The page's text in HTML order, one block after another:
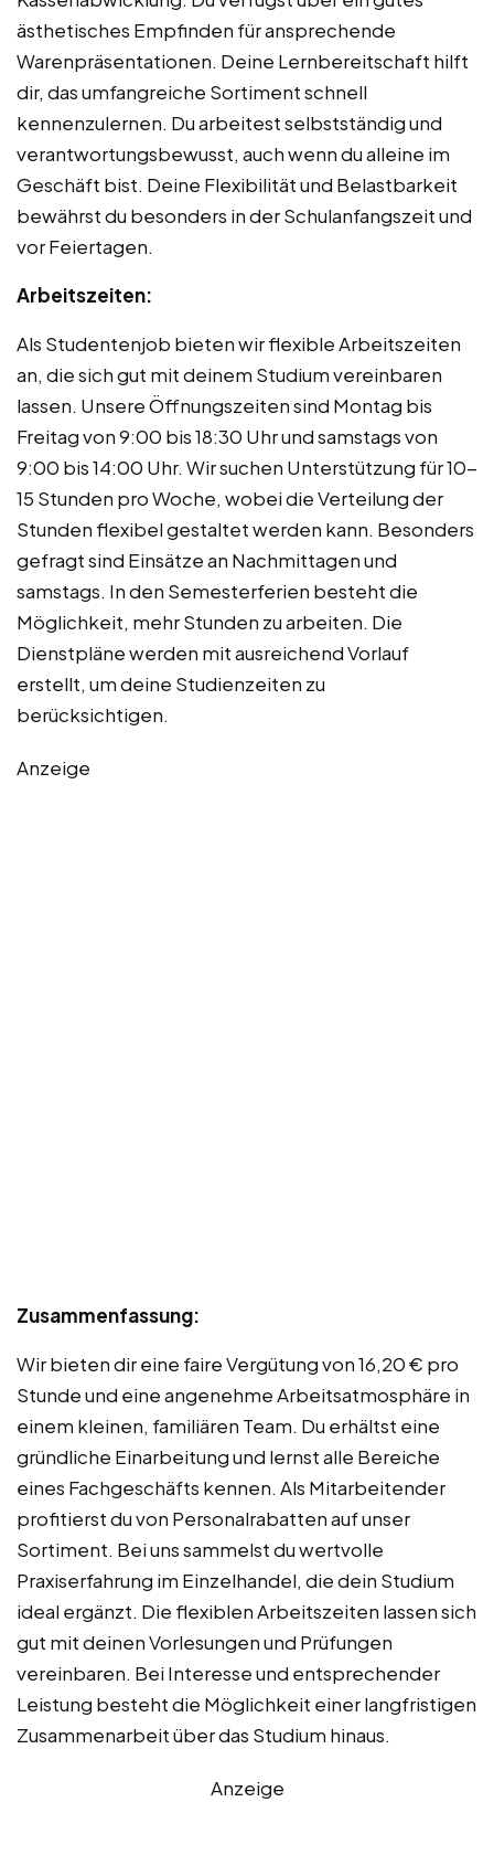
ästhetisches Empfinden für ansprechende
Warenpräsentationen. Deine Lernbereitschaft hilft
dir, das umfangreiche Sortiment schnell
kennenzulernen. Du arbeitest selbstständig und
verantwortungsbewusst, auch wenn du alleine im
Geschäft bist. Deine Flexibilität und Belastbarkeit
bewährst du besonders in der Schulanfangszeit und
vor Feiertagen.
Arbeitszeiten:
Als Studentenjob bieten wir flexible Arbeitszeiten
an, die sich gut mit deinem Studium vereinbaren
lassen. Unsere Öffnungszeiten sind Montag bis
Freitag von 9:00 bis 18:30 Uhr und samstags von
9:00 bis 14:00 Uhr. Wir suchen Unterstützung für 10-
15 Stunden pro Woche, wobei die Verteilung der
Stunden flexibel gestaltet werden kann. Besonders
gefragt sind Einsätze an Nachmittagen und
samstags. In den Semesterferien besteht die
Möglichkeit, mehr Stunden zu arbeiten. Die
Dienstpläne werden mit ausreichend Vorlauf
erstellt, um deine Studienzeiten zu
berücksichtigen.
Anzeige
Zusammenfassung:
Wir bieten dir eine faire Vergütung von 16,20 € pro
Stunde und eine angenehme Arbeitsatmosphäre in
einem kleinen, familiären Team. Du erhältst eine
gründliche Einarbeitung und lernst alle Bereiche
eines Fachgeschäfts kennen. Als Mitarbeitender
profitierst du von Personalrabatten auf unser
Sortiment. Bei uns sammelst du wertvolle
Praxiserfahrung im Einzelhandel, die dein Studium
ideal ergänzt. Die flexiblen Arbeitszeiten lassen sich
gut mit deinen Vorlesungen und Prüfungen
vereinbaren. Bei Interesse und entsprechender
Leistung besteht die Möglichkeit einer langfristigen
Zusammenarbeit über das Studium hinaus.
Anzeige